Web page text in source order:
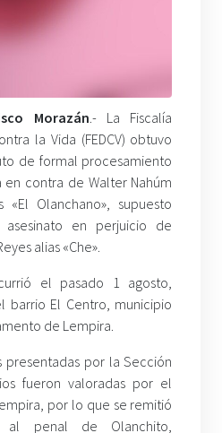
Morazán.- La Fiscalía
la Vida (FEDCV) obtuvo
de formal procesamiento
contra de Walter Nahúm
«El Olanchano», supuesto
en perjuicio de
alias «Che».
el pasado 1 agosto,
barrio El Centro, municipio
de Lempira.
presentadas por la Sección
fueron valoradas por el
por lo que se remitió
al penal de Olanchito,